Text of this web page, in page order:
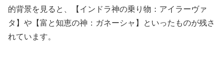
的背景を見ると、【インドラ神の乗り物：アイラーヴァ
タ】や【富と知恵の神：ガネーシャ】といったものが残さ
れています。